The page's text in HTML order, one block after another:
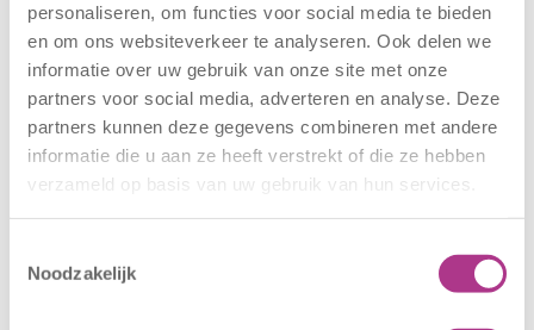
personaliseren, om functies voor social media te bieden
en om ons websiteverkeer te analyseren. Ook delen we
informatie over uw gebruik van onze site met onze
partners voor social media, adverteren en analyse. Deze
partners kunnen deze gegevens combineren met andere
informatie die u aan ze heeft verstrekt of die ze hebben
verzameld op basis van uw gebruik van hun services.
Noodzakelijk
Nieuwe locatie
– Sport BSO
Oldegaarde
16 juli 2026
Sport BSO
Oldegaarde
opent op 1
het sportief zijn?
Sluiting
locaties –
CODE ROOD
25 juni 2026
In verband met
het afgegeven
weeralarm voor
2026, zullen alle